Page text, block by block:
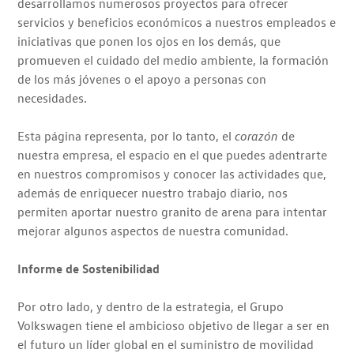
servicios y beneficios económicos a nuestros empleados e
iniciativas que ponen los ojos en los demás, que
promueven el cuidado del medio ambiente, la formación
de los más jóvenes o el apoyo a personas con
necesidades.
Esta página representa, por lo tanto, elcorazón de
nuestra empresa, el espacio en el que puedes adentrarte
en nuestros compromisos y conocer las actividades que,
además de enriquecer nuestro trabajo diario, nos
permiten aportar nuestro granito de arena para intentar
mejorar algunos aspectos de nuestra comunidad.
Informe de Sostenibilidad
Por otro lado, y dentro de la estrategia, el Grupo
Volkswagen tiene el ambicioso objetivo de llegar a ser en
el futuro un líder global en el suministro de movilidad